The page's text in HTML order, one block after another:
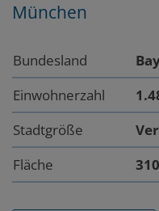
München
Bundesland
Einwohnerzahl
Stadtgröße
Fläche